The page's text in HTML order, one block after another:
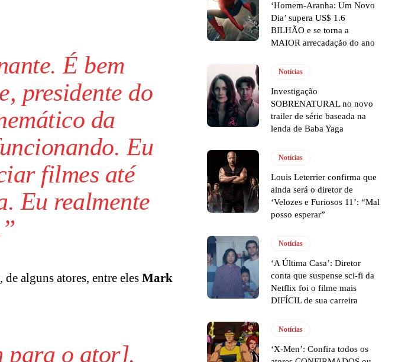
É bem
presidente do
da
Eu
filmes até
Eu realmente
alguns atores, entre eles Mark
para o ator].
‘Homem-Aranha: Um Novo
Dia’ supera US$ 1.6
BILHÃO e se torna a
MAIOR arrecadação do ano
Notícias
Investigação
SOBRENATURAL no novo
trailer de série baseada na
lenda de Baba Yaga
Notícias
Louis Leterrier confirma que
ainda será o diretor de
‘Velozes e Furiosos 11’: “Mal
posso esperar”
Notícias
‘A Última Casa’: Diretor
conta que suspense sci-fi da
Netflix foi o filme mais
DIFÍCIL de sua carreira
Notícias
‘X-Men’: Confira todos os